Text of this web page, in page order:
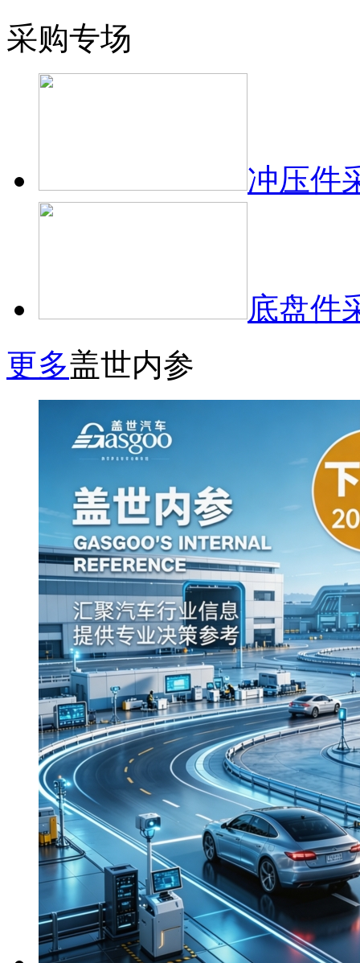
采购专场
冲压件
底盘件
更多盖世内参